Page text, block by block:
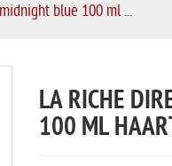
blue 100 ml ...
LA RICHE
100 ML